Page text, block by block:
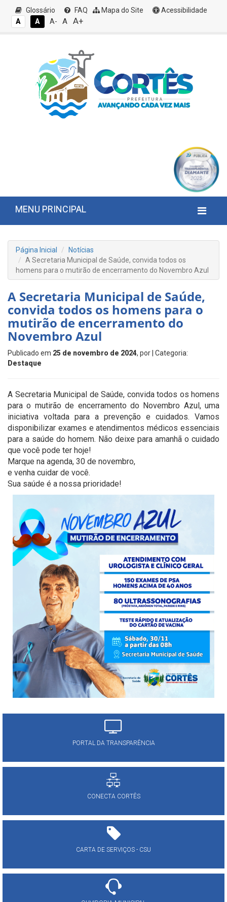
Glossário FAQ Mapa do Site
Acessibilidade
A
A A- A A+
MENU PRINCIPAL
Página Inicial
Notícias
A Secretaria Municipal de Saúde, convida todos os
homens para o mutirão de encerramento do Novembro Azul
A Secretaria Municipal de Saúde,
convida todos os homens para o
mutirão de encerramento do
Novembro Azul
Publicado em 25 de novembro de 2024, por | Categoria:
Destaque
A Secretaria Municipal de Saúde, convida todos os homens
para o mutirão de encerramento do Novembro Azul, uma
iniciativa voltada para a prevenção e cuidados. Vamos
disponibilizar exames e atendimentos médicos essenciais
para a saúde do homem. Não deixe para amanhã o cuidado
que você pode ter hoje!
Marque na agenda, 30 de novembro,
e venha cuidar de você.
Sua saúde é a nossa prioridade!
PORTAL DA TRANSPARÊNCIA
CONECTA CORTÊS
CARTA DE SERVIÇOS - CSU